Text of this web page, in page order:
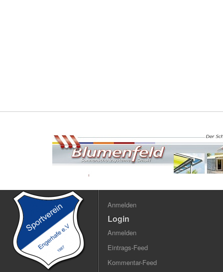
Anmelden
Login
Anmelden
Eintrags-Feed
Kommentar-Feed